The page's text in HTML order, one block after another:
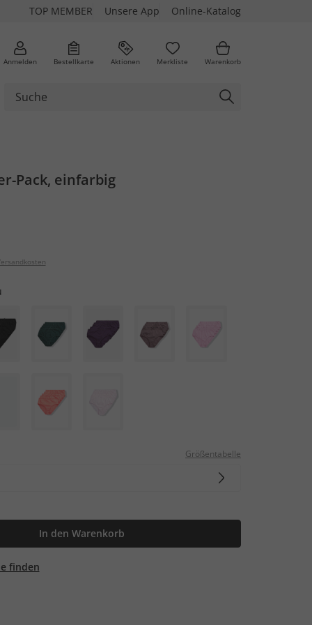
TOP MEMBER Unsere App Online-Katalog
Anmelden Bestellkarte Aktionen Merkliste Warenkorb
Pack, einfarbig
Größentabelle
In den Warenkorb
finden